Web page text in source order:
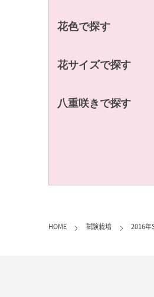
花色で探す
花サイズで探す
八重咲きで探す
HOME 試験栽培 2016年